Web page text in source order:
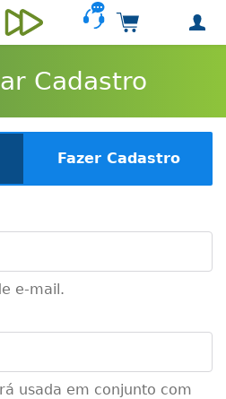
Unieducar
Carrinho de
Cadastro
Fazer Cadastro
e-mail.
usada em conjunto com